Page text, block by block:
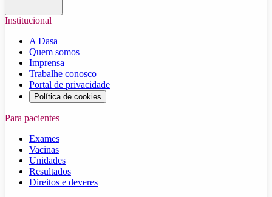
Institucional
A Dasa
Quem somos
Imprensa
Trabalhe conosco
Portal de privacidade
Política de cookies
Para pacientes
Exames
Vacinas
Unidades
Resultados
Direitos e deveres